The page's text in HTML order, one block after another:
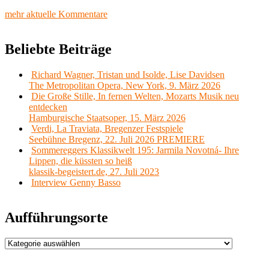
mehr aktuelle Kommentare
Beliebte Beiträge
Richard Wagner, Tristan und Isolde, Lise Davidsen
The Metropolitan Opera, New York, 9. März 2026
Die Große Stille, In fernen Welten, Mozarts Musik neu
entdecken
Hamburgische Staatsoper, 15. März 2026
Verdi, La Traviata, Bregenzer Festspiele
Seebühne Bregenz, 22. Juli 2026 PREMIERE
Sommereggers Klassikwelt 195: Jarmila Novotná- Ihre
Lippen, die küssten so heiß
klassik-begeistert.de, 27. Juli 2023
Interview Genny Basso
Aufführungsorte
Aufführungsorte